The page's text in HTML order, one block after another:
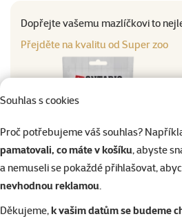
Souhlas s cookies
Proč potřebujeme váš souhlas?
pamatovali, co máte v košíku, abyste
a nemuseli se pokaždé přihlašovat,
nevhodnou reklamou.
Děkujeme,k vašim datům se budeme
Dopřejte vašemu mazlíčkovi to
Přejděte na kvalitu od Super zoo
značka
kuřecí + oves 5x14g